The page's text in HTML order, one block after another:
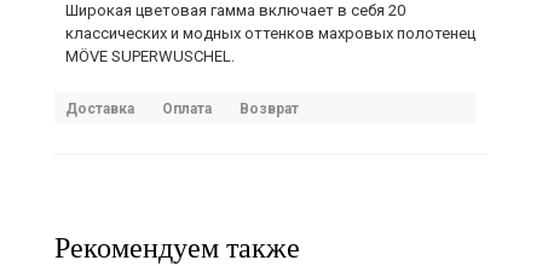
Широкая цветовая гамма включает в себя 20
классических и модных оттенков махровых полотенец
MÖVE SUPERWUSCHEL.
Доставка Оплата Возврат
Рекомендуем также